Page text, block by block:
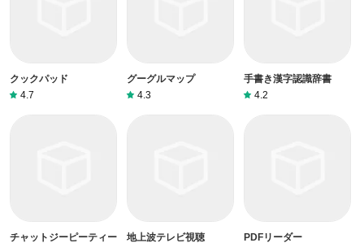
クックパッド
4.7
グーグルマップ
4.3
手書き漢字認識辞書
4.2
チャットジーピーティー 地上波テレビ視聴 PDFリーダー